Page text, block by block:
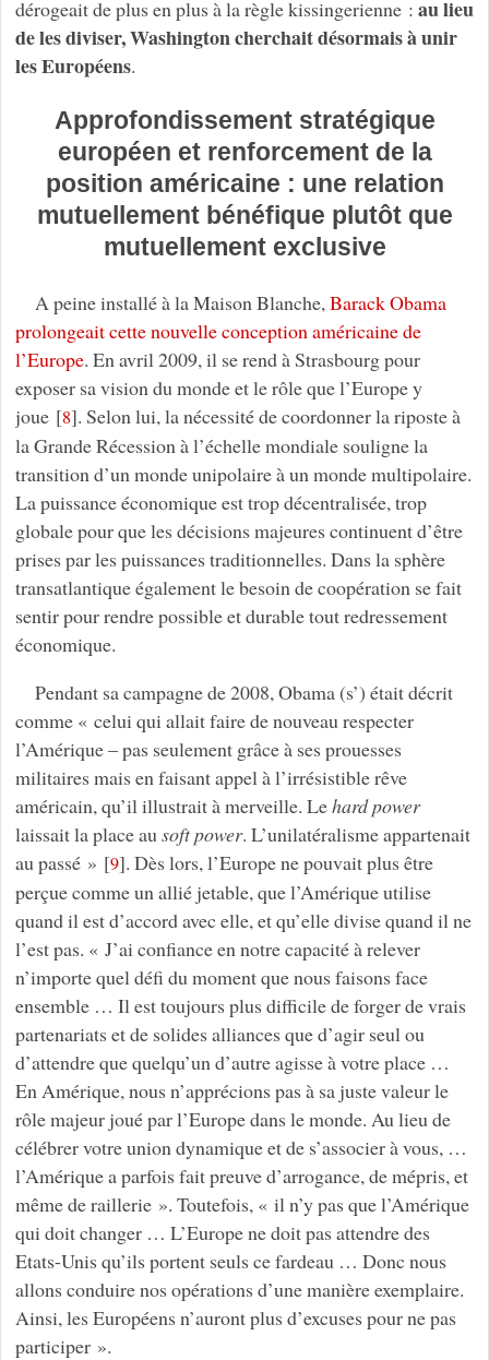
dérogeait de plus en plus à la règle kissingerienne : au lieu
de les diviser, Washington cherchait désormais à unir
les Européens.
Approfondissement stratégique
européen et renforcement de la
position américaine : une relation
mutuellement bénéfique plutôt que
mutuellement exclusive
A peine installé à la Maison Blanche,Barack Obama
prolongeait cette nouvelle conception américaine de
l’Europe. En avril 2009, il se rend à Strasbourg pour
exposer sa vision du monde et le rôle que l’Europe y
joue[8]. Selon lui, la nécessité de coordonner la riposte à
la Grande Récession à l’échelle mondiale souligne la
transition d’un monde unipolaire à un monde multipolaire.
La puissance économique est trop décentralisée, trop
globale pour que les décisions majeures continuent d’être
prises par les puissances traditionnelles. Dans la sphère
transatlantique également le besoin de coopération se fait
sentir pour rendre possible et durable tout redressement
économique.
Pendant sa campagne de 2008, Obama (s’) était décrit
comme « celui qui allait faire de nouveau respecter
l’Amérique – pas seulement grâce à ses prouesses
militaires mais en faisant appel à l’irrésistible rêve
américain, qu’il illustrait à merveille. Lehard power
laissait la place ausoft power. L’unilatéralisme appartenait
au passé » [9]. Dès lors, l’Europe ne pouvait plus être
perçue comme un allié jetable, que l’Amérique utilise
quand il est d’accord avec elle, et qu’elle divise quand il ne
l’est pas. « J’ai confiance en notre capacité à relever
n’importe quel défi du moment que nous faisons face
ensemble … Il est toujours plus difficile de forger de vrais
partenariats et de solides alliances que d’agir seul ou
d’attendre que quelqu’un d’autre agisse à votre place …
En Amérique, nous n’apprécions pas à sa juste valeur le
rôle majeur joué par l’Europe dans le monde. Au lieu de
célébrer votre union dynamique et de s’associer à vous, …
l’Amérique a parfois fait preuve d’arrogance, de mépris, et
même de raillerie ». Toutefois, « il n’y pas que l’Amérique
qui doit changer … L’Europe ne doit pas attendre des
Etats-Unis qu’ils portent seuls ce fardeau … Donc nous
allons conduire nos opérations d’une manière exemplaire.
Ainsi, les Européens n’auront plus d’excuses pour ne pas
participer ».